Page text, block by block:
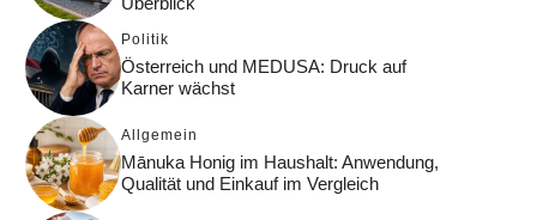
Politik
Österreich und MEDUSA: Druck auf
Karner wächst
Allgemein
Mānuka Honig im Haushalt: Anwendung,
Qualität und Einkauf im Vergleich